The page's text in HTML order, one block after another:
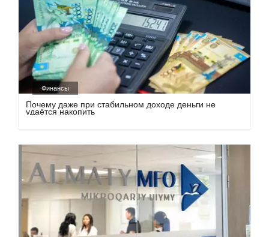
Финансы
Почему даже при стабильном доходе деньги не
удаётся накопить